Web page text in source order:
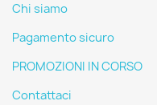
Chi siamo
Pagamento sicuro
PROMOZIONI IN CORSO
Contattaci